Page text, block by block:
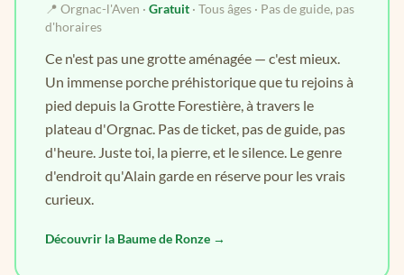
📍 Orgnac-l'Aven · Gratuit · Tous âges · Pas de guide, pas
d'horaires
Ce n'est pas une grotte aménagée — c'est mieux.
Un immense porche préhistorique que tu rejoins à
pied depuis la Grotte Forestière, à travers le
plateau d'Orgnac. Pas de ticket, pas de guide, pas
d'heure. Juste toi, la pierre, et le silence. Le genre
d'endroit qu'Alain garde en réserve pour les vrais
curieux.
Découvrir la Baume de Ronze →